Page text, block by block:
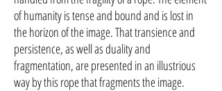
of humanity is tense and bound and is lost in
the horizon of the image. That transience and
persistence, as well as duality and
fragmentation, are presented in an illustrious
way by this rope that fragments the image.